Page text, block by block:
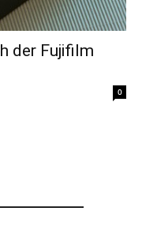
der Fujifilm
0